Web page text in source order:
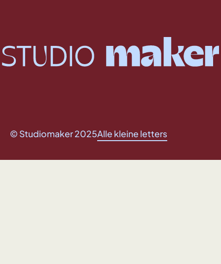
Alle kleine letters
© Studiomaker 2025